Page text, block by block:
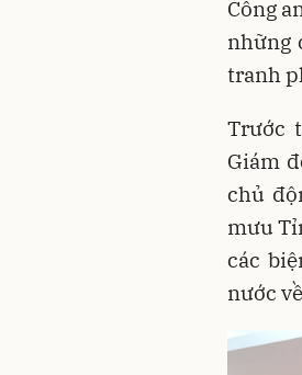
Công
những
tranh
Trước
Giám
chủ
mưu
các
nước